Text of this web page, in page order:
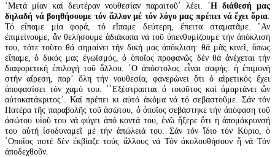
῾Μετά μίαν καί δευτέραν νουθεσίαν παραιτοῦ᾽ λέει. ῾Η διάθεσή μας
δηλαδή νά βοηθήσουμε τόν ἄλλον μέ τόν λόγο μας πρέπει νά ἔχει ὅρια
Τό εἴπαμε μία φορά, τό εἴπαμε δεύτερη, ἔπειτα σταματᾶμε. ῎Αν
ἐπιμείνουμε, ἄν θελήσουμε ἀδιάκοπα νά τοῦ ὑπενθυμίζουμε τήν ἀπόκλισή
του, τότε τοῦτο θά σημαίνει τήν δική μας ἀπόκλιση: θά μᾶς κινεῖ, ὅπως
εἴπαμε, ὁ δικός μας ἐγωϊσμός, ὁ ὁποῖος προφανῶς δέν θά ἀνέχεται τήν
διαφορετική ἐπιλογή τοῦ ἄλλου. ῾Ο ἀπόστολος εἶναι σαφής: ἡ ἐπιμονή
στήν αἵρεση, παρ᾽ ὅλη τήν νουθεσία, φανερώνει ὅτι ὁ αἱρετικός ἔχει
ἀποφασίσει τόν χαμό του. ῾᾽Εξέστραπται ὁ τοιοῦτος καί ἁμαρτάνει ὤν
αὐτοκατάκριτος᾽. Καί πρέπει κι αὐτό ἀκόμα νά τό σεβαστοῦμε. Σάν τόν
Πατέρα τῆς παραβολῆς τοῦ ἀσώτου, ὁ ὁποῖος σεβάστηκε τήν ἀπόφαση τοῦ
ἀσώτου υἱοῦ του νά φύγει ἀπό κοντά του, ἐνῶ ἤξερε ὅτι ἡ ἀπομάκρυνσή
του αὐτή ἰσοδυναμεῖ μέ τήν ἀπώλειά του. Σάν τόν ἴδιο τόν Κύριο, ὁ
῾Οποῖος ποτέ δέν ἐκβίαζε τούς ἄλλους νά Τόν ἀκολουθήσουν ἤ νά Τόν
ἀποδεχθοῦν.